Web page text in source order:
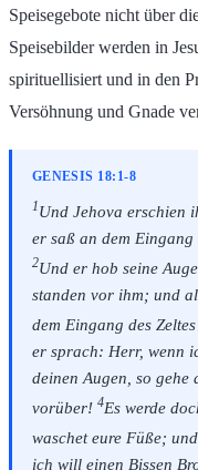
Speisegebote nicht über
Speisebilder werden in
spirituellisiert und in den
Versöhnung und Gnade
GENESIS 18:1-8
1Und Jehova erschien
er saß an dem Eingang
2Und er hob seine
standen vor ihm; und
dem Eingang des
er sprach: Herr, wenn
deinen Augen, so gehe
vorüber! 4Es werde
waschet eure Füße;
ich will einen Bissen